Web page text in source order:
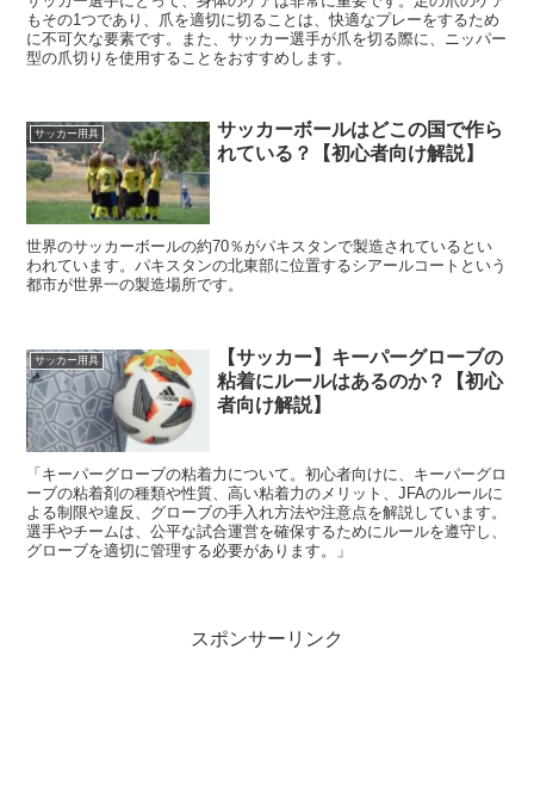
もその1つであり、爪を適切に切ることは、快適なプレーをするため
に不可欠な要素です。また、サッカー選手が爪を切る際に、ニッパー
型の爪切りを使用することをおすすめします。
サッカー用具
サッカーボールはどこの国で作ら
れている？【初心者向け解説】
世界のサッカーボールの約70％がパキスタンで製造されているとい
われています。パキスタンの北東部に位置するシアールコートという
都市が世界一の製造場所です。
サッカー用具
【サッカー】キーパーグローブの
粘着にルールはあるのか？【初心
者向け解説】
「キーパーグローブの粘着力について。初心者向けに、キーパーグロ
ーブの粘着剤の種類や性質、高い粘着力のメリット、JFAのルールに
よる制限や違反、グローブの手入れ方法や注意点を解説しています。
選手やチームは、公平な試合運営を確保するためにルールを遵守し、
グローブを適切に管理する必要があります。」
スポンサーリンク